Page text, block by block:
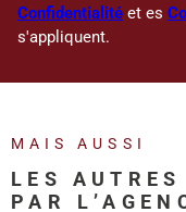
Confidentialité et es
s'appliquent.
MAIS AUSSI
LES
PAR